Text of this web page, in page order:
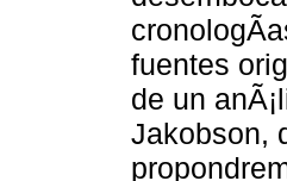
fuentes
de un
Jakobson,